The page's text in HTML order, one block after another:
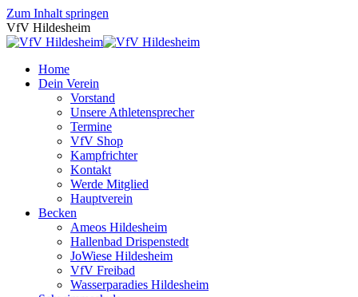
Zum Inhalt springen
VfV Hildesheim
Home
Dein Verein
Vorstand
Unsere Athletensprecher
Termine
VfV Shop
Kampfrichter
Kontakt
Werde Mitglied
Hauptverein
Becken
Ameos Hildesheim
Hallenbad Drispenstedt
JoWiese Hildesheim
VfV Freibad
Wasserparadies Hildesheim